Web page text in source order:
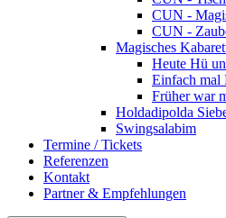
CUN -
CUN -
Magisches
Heute Hü
Einfach mal
Früher war
Holdadipolda
Swingsalabim
Termine / Tickets
Referenzen
Kontakt
Partner & Empfehlungen